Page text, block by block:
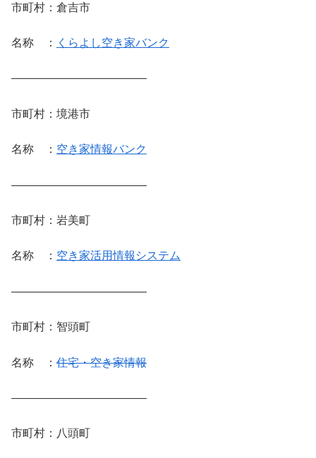
市町村：倉吉市
名称 ： くらよし空き家バンク
————————————
市町村：境港市
名称 ： 空き家情報バンク
————————————
市町村：岩美町
名称 ： 空き家活用情報システム
————————————
市町村：智頭町
名称 ： 住宅・空き家情報
————————————
市町村：八頭町